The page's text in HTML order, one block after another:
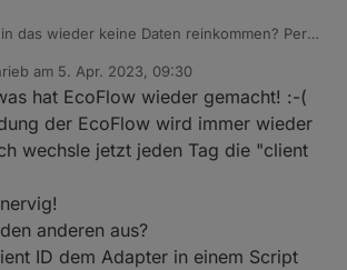
das wieder keine Daten reinkommen? Per
im java bereich hat sich aufgehängt
am 5. Apr. 2023, 09:30
editiert von
hat EcoFlow wieder gemacht! :-(
der EcoFlow wird immer wieder
wechsle jetzt jeden Tag die "client
anderen aus?
ID dem Adapter in einem Script